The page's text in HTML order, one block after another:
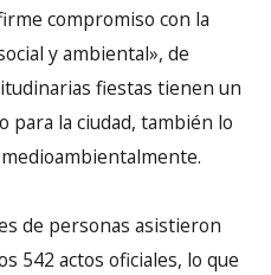
compromiso con la
y ambiental», de
fiestas tienen un
para la ciudad, también lo
de personas asistieron
542 actos oficiales, lo que